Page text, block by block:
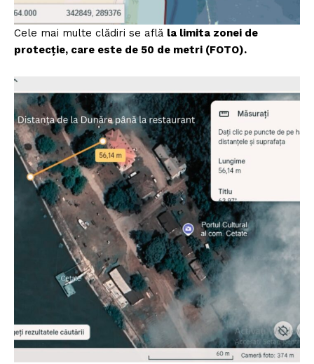
Cele mai multe clădiri se află la limita zonei de
protecție, care este de 50 de metri (FOTO).